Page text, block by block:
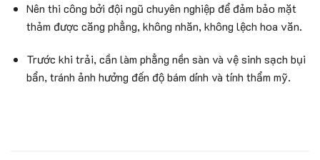
Nên thi công bởi đội ngũ chuyên nghiệp để đảm bảo mặt
thảm được căng phẳng, không nhăn, không lệch hoa văn.
Trước khi trải, cần làm phẳng nền sàn và vệ sinh sạch bụi
bẩn, tránh ảnh hưởng đến độ bám dính và tính thẩm mỹ.